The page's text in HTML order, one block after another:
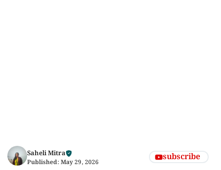
Saheli Mitra
Published: May 29, 2026 subscribe